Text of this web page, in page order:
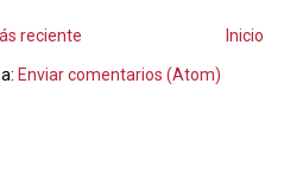
reciente Inicio
Enviar comentarios (Atom)